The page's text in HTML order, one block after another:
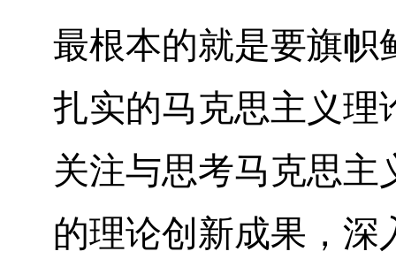
最根本的就是要旗帜
扎实的马克思主义理
关注与思考马克思
的理论创新成果，深